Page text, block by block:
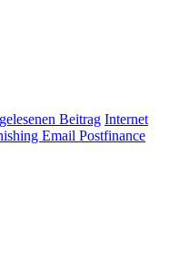
Internet
Email Postfinance